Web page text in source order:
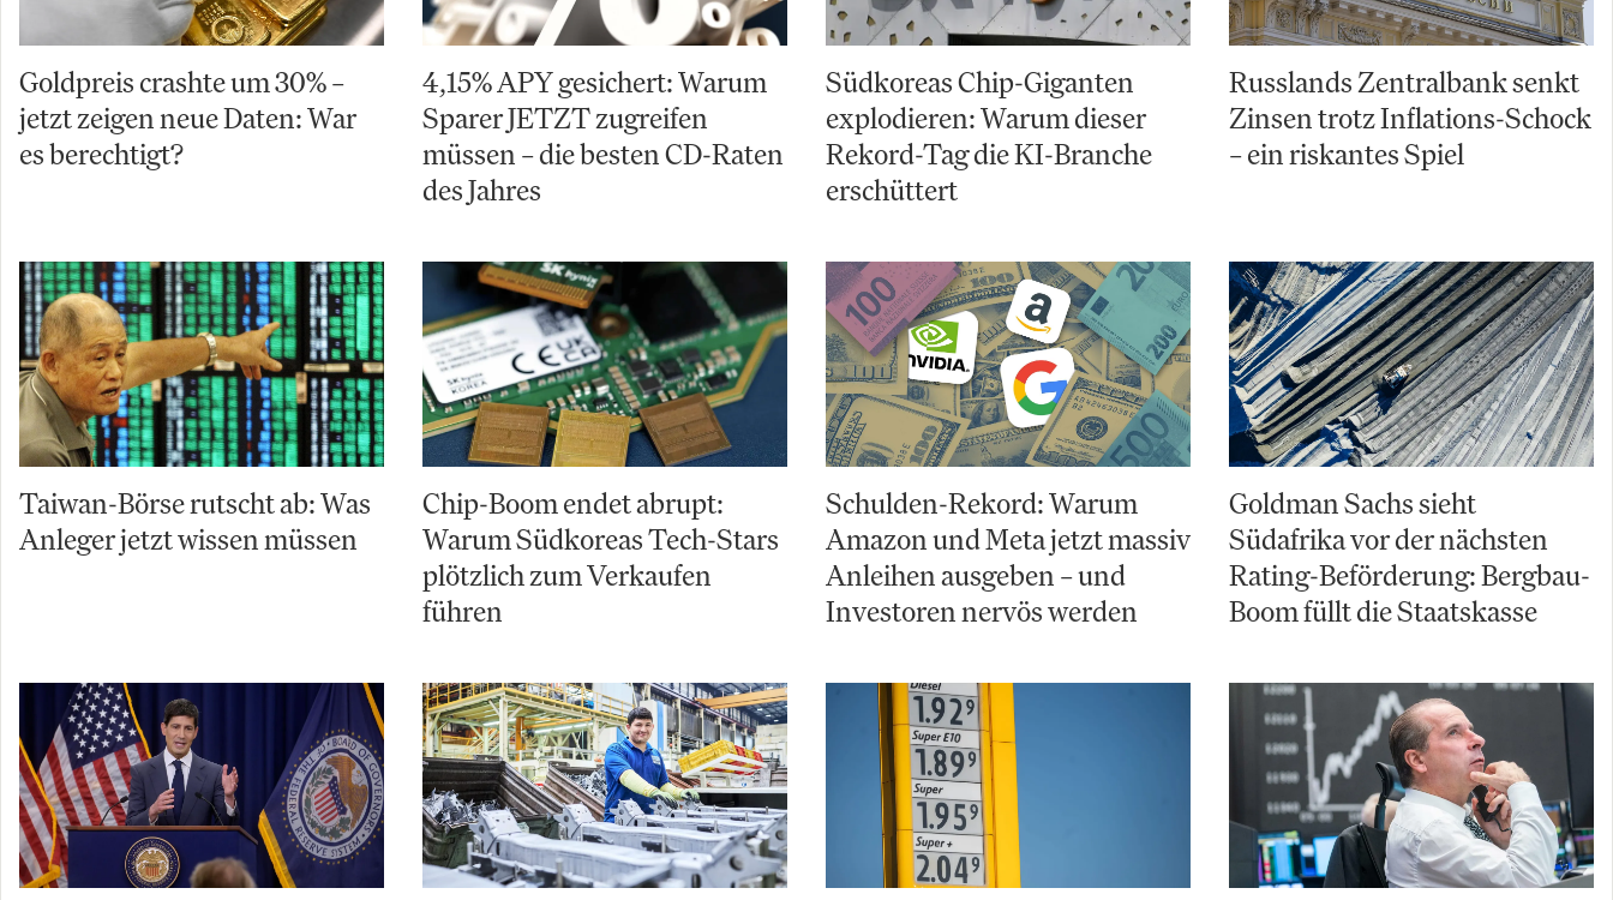
Goldpreis crashte um 30% –
jetzt zeigen neue Daten: War
es berechtigt?
4,15% APY gesichert: Warum
Sparer JETZT zugreifen
müssen – die besten CD-Raten
des Jahres
Südkoreas Chip-Giganten
explodieren: Warum dieser
Rekord-Tag die KI-Branche
erschüttert
Russlands Zentralbank senkt
Zinsen trotz Inflations-Schock
– ein riskantes Spiel
Taiwan-Börse rutscht ab: Was
Anleger jetzt wissen müssen
Chip-Boom endet abrupt:
Warum Südkoreas Tech-Stars
plötzlich zum Verkaufen
führen
Schulden-Rekord: Warum
Amazon und Meta jetzt massiv
Anleihen ausgeben – und
Investoren nervös werden
Goldman Sachs sieht
Südafrika vor der nächsten
Rating-Beförderung: Bergbau-
Boom füllt die Staatskasse